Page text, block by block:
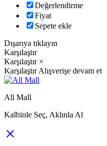
Değerlendirme
Fiyat
Sepete ekle
Dışarıya tıklayın
Karşılaştır
Karşılaştır ×
Karşılaştır Alışverişe devam et
All Mall
Kalbinle Seç, Aklınla Al